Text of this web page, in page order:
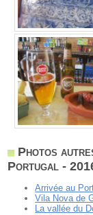
Photos
Portugal -
Arrivée au
Vila Nova de
La vallée du